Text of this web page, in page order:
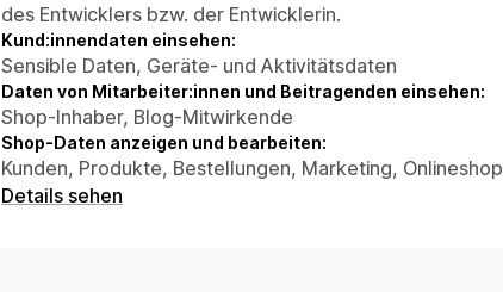
des Entwicklers bzw. der Entwicklerin.
Kund:innendaten einsehen:
Sensible Daten, Geräte- und Aktivitätsdaten
Daten von Mitarbeiter:innen und Beitragenden einsehen:
Shop-Inhaber, Blog-Mitwirkende
Shop-Daten anzeigen und bearbeiten:
Kunden, Produkte, Bestellungen, Marketing, Onlineshop
Details sehen